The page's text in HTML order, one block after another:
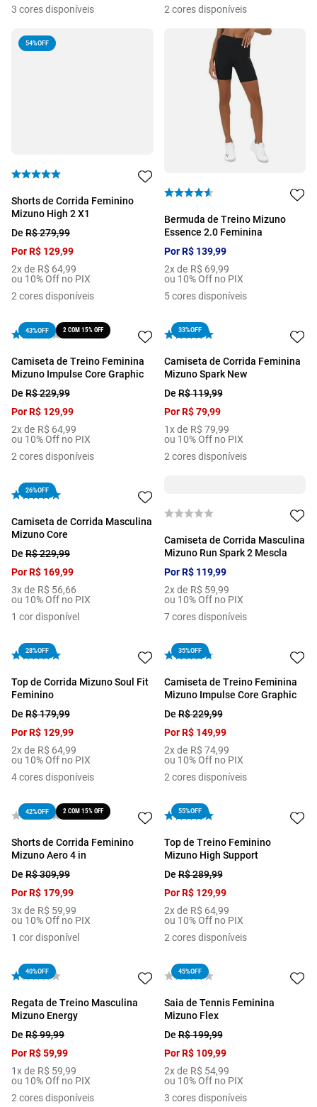
3 cores disponíveis 2 cores disponíveis
54%OFF
Shorts de Corrida Feminino
Mizuno High 2 X1
De R$279,99
PorR$ 129,99
2x de R$ 64,99
ou 10% Off no PIX
2cores disponíveis
Bermuda de Treino Mizuno
Essence 2.0 Feminina
PorR$ 139,99
2x de R$ 69,99
ou 10% Off no PIX
5 cores disponíveis
43%OFF 2 COM 15% OFF
Camiseta de Treino Feminina
Mizuno Impulse Core Graphic
De R$229,99
PorR$ 129,99
2x de R$ 64,99
ou 10% Off no PIX
2cores disponíveis
33%OFF
Camiseta de Corrida Feminina
Mizuno Spark New
DeR$119,99
PorR$ 79,99
1x de R$ 79,99
ou 10% Off no PIX
2 cores disponíveis
26%OFF
Camiseta de Corrida Masculina
Mizuno Core
De R$229,99
PorR$ 169,99
3x de R$ 56,66
ou 10% Off no PIX
1 cor disponível
Camiseta de Corrida Masculina
Mizuno Run Spark 2 Mescla
PorR$ 119,99
2x de R$ 59,99
ou 10% Off no PIX
7 cores disponíveis
28%OFF
Top de Corrida Mizuno Soul Fit
Feminino
De R$179,99
PorR$ 129,99
2x de R$ 64,99
ou 10% Off no PIX
4cores disponíveis
35%OFF
Camiseta de Treino Feminina
Mizuno Impulse Core Graphic
DeR$229,99
PorR$ 149,99
2x de R$ 74,99
ou 10% Off no PIX
2 cores disponíveis
42%OFF 2 COM 15% OFF
Shorts de Corrida Feminino
Mizuno Aero 4 in
De R$309,99
PorR$ 179,99
3x de R$ 59,99
ou 10% Off no PIX
1 cor disponível
55%OFF
Top de Treino Feminino
Mizuno High Support
DeR$289,99
PorR$ 129,99
2x de R$ 64,99
ou 10% Off no PIX
2 cores disponíveis
40%OFF
Regata de Treino Masculina
Mizuno Energy
De R$99,99
PorR$59,99
1x de R$ 59,99
ou 10% Off no PIX
2cores disponíveis
45%OFF
Saia de Tennis Feminina
Mizuno Flex
DeR$199,99
PorR$ 109,99
2x de R$ 54,99
ou 10% Off no PIX
3 cores disponíveis